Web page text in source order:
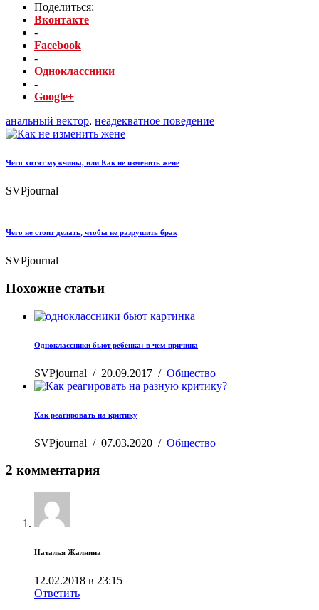
Поделиться:
Вконтакте
-
Facebook
-
Одноклассники
-
Google+
анальный вектор, неадекватное поведение
Чего хотят мужчины, или Как не изменить жене
SVPjournal
Чего не стоит делать, чтобы не разрушить брак
SVPjournal
Похожие статьи
Одноклассники бьют ребенка: в чем причина
SVPjournal / 20.09.2017 / Общество
Как реагировать на критику
SVPjournal / 07.03.2020 / Общество
2 комментария
Наталья Жалнина
12.02.2018 в 23:15
Ответить